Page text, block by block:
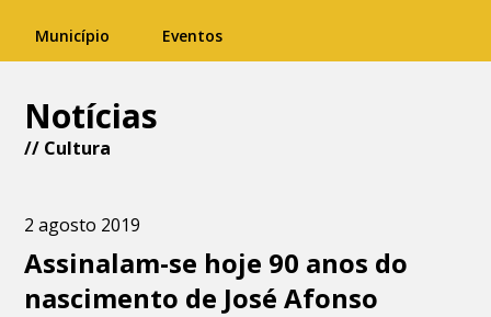
Município Eventos
Notícias
// Cultura
2 agosto 2019
Assinalam-se hoje 90 anos do
nascimento de José Afonso